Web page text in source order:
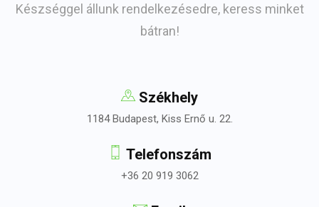
Készséggel állunk rendelkezésedre, keress minket
bátran!
Székhely
1184 Budapest, Kiss Ernő u. 22.
Telefonszám
+36 20 919 3062